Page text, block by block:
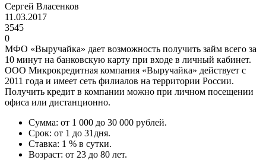
Сергей Власенков
11.03.2017
3545
0
МФО «Выручайка» дает возможность получить займ всего за
10 минут на банковскую карту при входе в личный кабинет.
ООО Микрокредитная компания «Выручайка» действует с
2011 года и имеет сеть филиалов на территории России.
Получить кредит в компании можно при личном посещении
офиса или дистанционно.
Сумма: от 1 000 до 30 000 рублей.
Срок: от 1 до 31дня.
Ставка: 1 % в сутки.
Возраст: от 23 до 80 лет.